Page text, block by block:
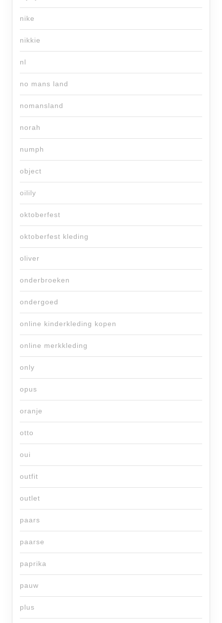
nike
nikkie
nl
no mans land
nomansland
norah
numph
object
oilily
oktoberfest
oktoberfest kleding
oliver
onderbroeken
ondergoed
online kinderkleding kopen
online merkkleding
only
opus
oranje
otto
oui
outfit
outlet
paars
paarse
paprika
pauw
plus